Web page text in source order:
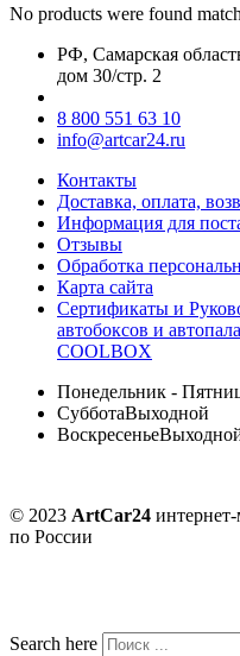
No products were found
РФ, Самарская
дом 30/стр. 2
8 800 551 63 10
info@artcar24.ru
Контакты
Доставка, оплата,
Информация для
Отзывы
Обработка
Карта сайта
Сертификаты и
автобоксов и
COOLBOX
Понедельник -
СубботаВыходной
Воскресенье
© 2023 ArtCar24 интернет-
по России
Search here